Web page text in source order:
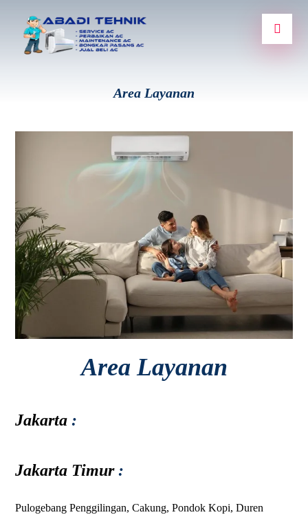
Area Layanan
Area Layanan
Jakarta :
Jakarta Timur:
Pulogebang Penggilingan,Cakung,Pondok Kopi,Duren